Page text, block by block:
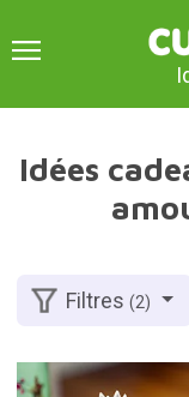
Idées
Filtres(2)